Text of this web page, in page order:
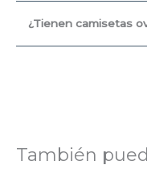
¿Tienen camisetas
También